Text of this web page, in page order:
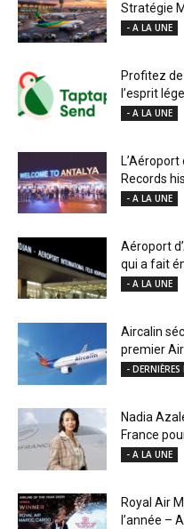
Stratégie
- A LA UNE
Profitez
l’esprit
- A LA UNE
L’Aéroport
Records
- A LA UNE
Aéroport
qui a fait
- A LA UNE
Aircalin
premier
- DERNIÈRES
Nadia
France
- A LA UNE
Royal Air
l’année –